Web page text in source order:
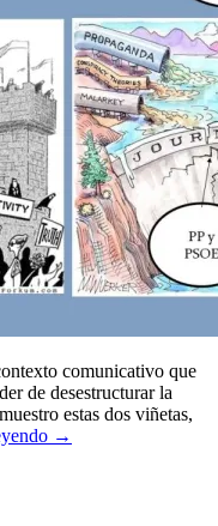
comunicativo que
de desestructurar la
estas dos viñetas,
→